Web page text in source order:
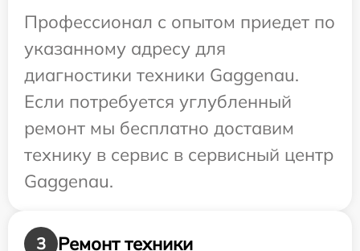
Профессионал с опытом приедет по
указанному адресу для
диагностики техники Gaggenau.
Если потребуется углубленный
ремонт мы бесплатно доставим
технику в сервис в сервисный центр
Gaggenau.
3 Ремонт техники